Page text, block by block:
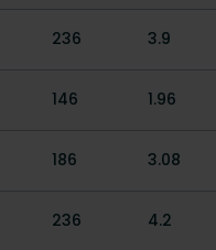
236 3.9
146 1.96
186 3.08
236 4.2